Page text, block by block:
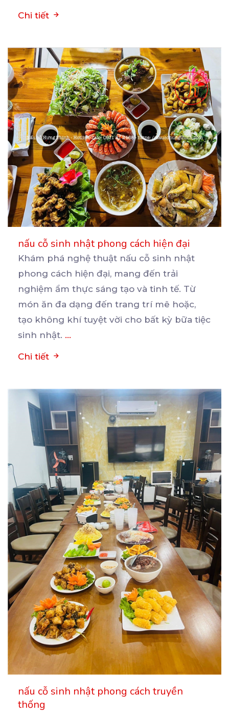
Chi tiết
nấu cỗ sinh nhật phong cách hiện đại
Khám phá nghệ thuật nấu cỗ sinh nhật
phong cách hiện đại, mang đến trải
nghiệm ẩm thực sáng tạo và tinh tế. Từ
món ăn đa dạng đến trang trí mê hoặc,
tạo không khí tuyệt vời cho bất kỳ bữa tiệc
sinh nhật. ...
Chi tiết
nấu cỗ sinh nhật phong cách truyền
thống